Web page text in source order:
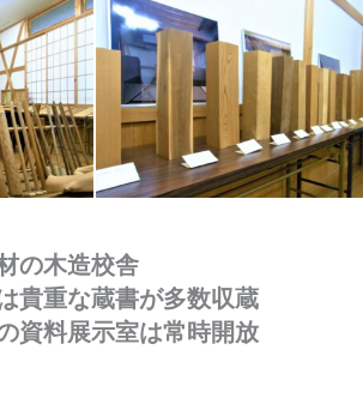
の木造校舎
貴重な蔵書が多数収蔵
資料展示室は常時開放